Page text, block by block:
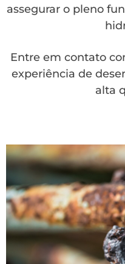
assegurar o pleno
Entre em contato
experiência de
alta